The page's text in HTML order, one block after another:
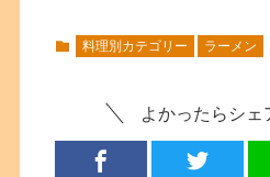
料理別カテゴリー ラーメン
よかったらシェ